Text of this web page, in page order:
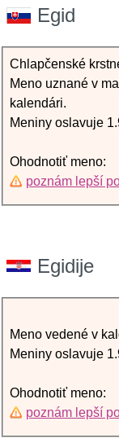
Egid
Chlapčenské
Meno uznané v
kalendári.
Meniny oslavuje
Ohodnotiť meno:
poznám lepší
Egidije
Meno vedené v
Meniny oslavuje
Ohodnotiť meno:
poznám lepší